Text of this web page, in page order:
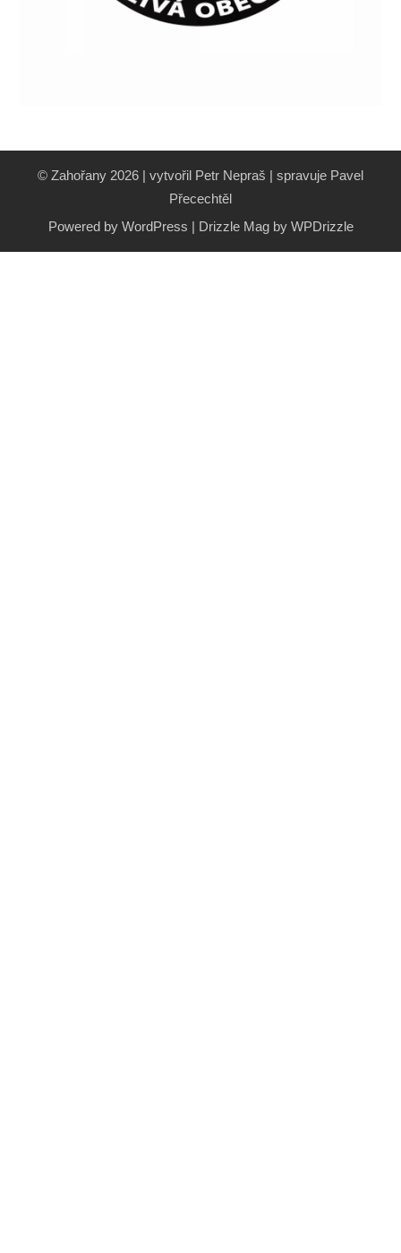
© Zahořany 2026 | vytvořil Petr Nepraš | spravuje Pavel
Přecechtěl
Powered by WordPress | Drizzle Mag by WPDrizzle